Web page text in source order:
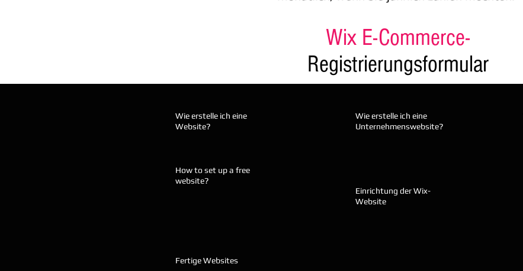
Wix E-Commerce-
Registrierungsformular
Wie erstelle ich eine
Website?
How to set up a free
website?
Wie erstelle ich eine
Unternehmenswebsite?
Einrichtung der Wix-
Website
Fertige Websites